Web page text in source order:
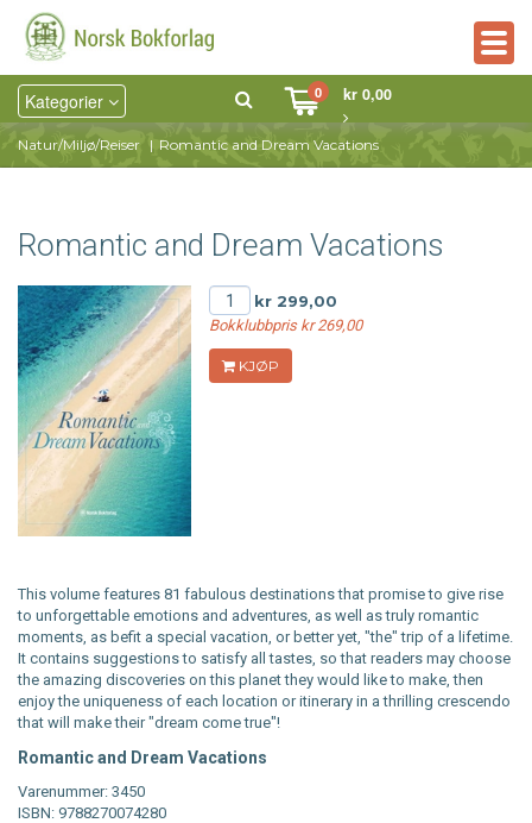
Kategorier
0 kr 0,00
Natur/Miljø/Reiser Romantic and Dream Vacations
Romantic and Dream Vacations
kr 299,00
Bokklubbpris kr 269,00
KJØP
This volume features 81 fabulous destinations that promise to give rise
to unforgettable emotions and adventures, as well as truly romantic
moments, as befit a special vacation, or better yet, "the" trip of a lifetime.
It contains suggestions to satisfy all tastes, so that readers may choose
the amazing discoveries on this planet they would like to make, then
enjoy the uniqueness of each location or itinerary in a thrilling crescendo
that will make their "dream come true"!
Romantic and Dream Vacations
Varenummer: 3450
ISBN: 9788270074280